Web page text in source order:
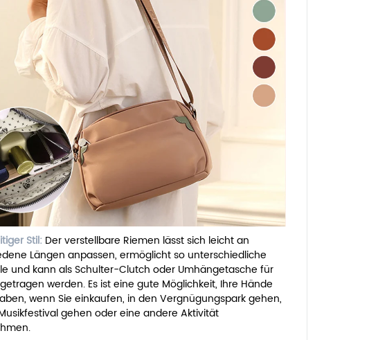
Stil: Der verstellbare Riemen lässt sich leicht an
Längen anpassen, ermöglicht so unterschiedliche
und kann als Schulter-Clutch oder Umhängetasche für
werden. Es ist eine gute Möglichkeit, Ihre Hände
wenn Sie einkaufen, in den Vergnügungspark gehen,
gehen oder eine andere Aktivität